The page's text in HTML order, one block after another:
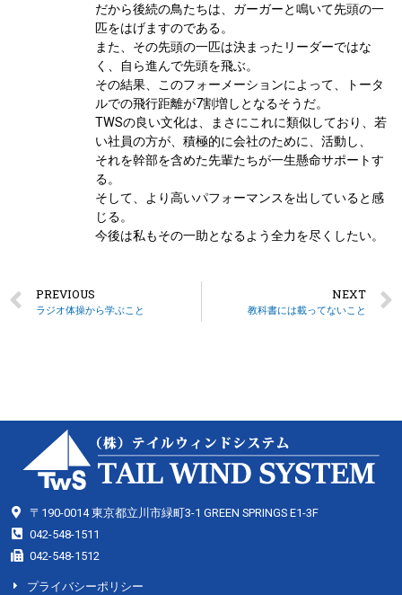
だから後続の鳥たちは、ガーガーと鳴いて先頭の一
匹をはげますのである。
また、その先頭の一匹は決まったリーダーではな
く、自ら進んで先頭を飛ぶ。
その結果、このフォーメーションによって、トータ
ルでの飛行距離が7割増しとなるそうだ。
TWSの良い文化は、まさにこれに類似しており、若
い社員の方が、積極的に会社のために、活動し、
それを幹部を含めた先輩たちが一生懸命サポートす
る。
そして、より高いパフォーマンスを出していると感
じる。
今後は私もその一助となるよう全力を尽くしたい。
PREVIOUS
ラジオ体操から学ぶこと
NEXT
教科書には載ってないこと
〒190-0014 東京都立川市緑町3-1 GREEN SPRINGS E1-3F
042-548-1511
042-548-1512
プライバシーポリシー